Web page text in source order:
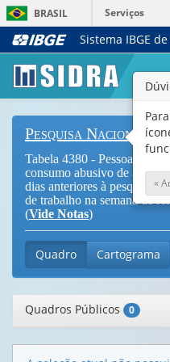
BRASIL
Serviços
Sistema IBGE
Pesquisa Nacional de
Tabela 4380 - Pessoas de
consumo abusivo de álcool
dias anteriores à pesquisa,
de trabalho na semana de
(Vide Notas)
Quadro Cartograma
Quadros Públicos 0
«